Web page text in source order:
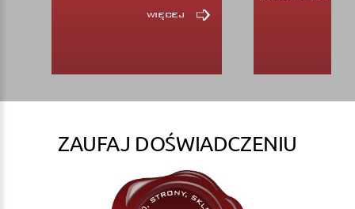
więcej
ZAUFAJ DOŚWIADCZENIU